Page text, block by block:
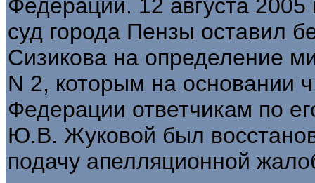
Федерации. 12 августа
суд города Пензы оставил
Сизикова на определение
N 2, которым на основании
Федерации ответчикам по
Ю.В. Жуковой был
подачу апелляционной